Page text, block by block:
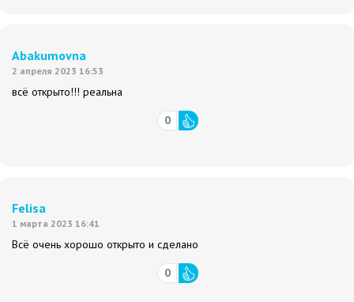
Abakumovna
2 апреля 2023 16:53
всё открыто!!! реальна
0
Felisa
1 марта 2023 16:41
Всё очень хорошо открыто и сделано
0